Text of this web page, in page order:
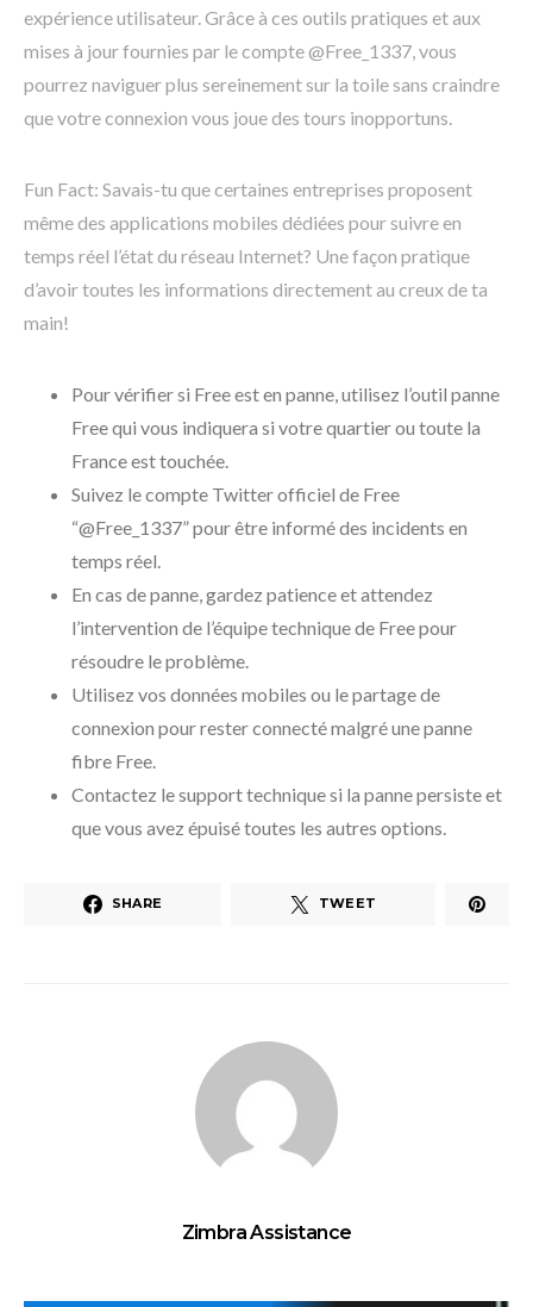
expérience utilisateur. Grâce à ces outils pratiques et aux
mises à jour fournies par le compte @Free_1337, vous
pourrez naviguer plus sereinement sur la toile sans craindre
que votre connexion vous joue des tours inopportuns.
Fun Fact: Savais-tu que certaines entreprises proposent
même des applications mobiles dédiées pour suivre en
temps réel l’état du réseau Internet? Une façon pratique
d’avoir toutes les informations directement au creux de ta
main!
Pour vérifier si Free est en panne, utilisez l’outil panne
Free qui vous indiquera si votre quartier ou toute la
France est touchée.
Suivez le compte Twitter officiel de Free
“@Free_1337” pour être informé des incidents en
temps réel.
En cas de panne, gardez patience et attendez
l’intervention de l’équipe technique de Free pour
résoudre le problème.
Utilisez vos données mobiles ou le partage de
connexion pour rester connecté malgré une panne
fibre Free.
Contactez le support technique si la panne persiste et
que vous avez épuisé toutes les autres options.
SHARE TWEET
Zimbra Assistance